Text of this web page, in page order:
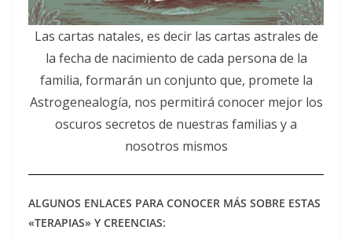
Las cartas natales, es decir las cartas astrales de
la fecha de nacimiento de cada persona de la
familia, formarán un conjunto que, promete la
Astrogenealogía, nos permitirá conocer mejor los
oscuros secretos de nuestras familias y a
nosotros mismos
ALGUNOS ENLACES PARA CONOCER MÁS SOBRE ESTAS
«TERAPIAS» Y CREENCIAS: